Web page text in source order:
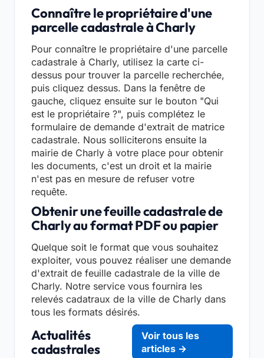
Connaître le propriétaire d'une
parcelle cadastrale à Charly
Pour connaître le propriétaire d'une parcelle
cadastrale à Charly, utilisez la carte ci-
dessus pour trouver la parcelle recherchée,
puis cliquez dessus. Dans la fenêtre de
gauche, cliquez ensuite sur le bouton "Qui
est le propriétaire ?", puis complétez le
formulaire de demande d'extrait de matrice
cadastrale. Nous solliciterons ensuite la
mairie de Charly à votre place pour obtenir
les documents, c'est un droit et la mairie
n'est pas en mesure de refuser votre
requête.
Obtenir une feuille cadastrale de
Charly au format PDF ou papier
Quelque soit le format que vous souhaitez
exploiter, vous pouvez réaliser une demande
d'extrait de feuille cadastrale de la ville de
Charly. Notre service vous fournira les
relevés cadatraux de la ville de Charly dans
tous les formats désirés.
Actualités
cadastrales
Voir tous les
articles →